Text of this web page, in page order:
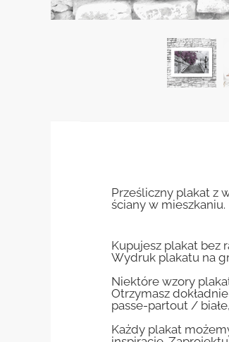
Prześliczny plakat z
ściany w mieszkaniu.
Kupujesz plakat bez
Wydruk plakatu na
Niektóre wzory
Otrzymasz
passe-partout /
Każdy plakat